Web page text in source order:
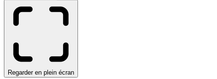
Regarder en plein écran